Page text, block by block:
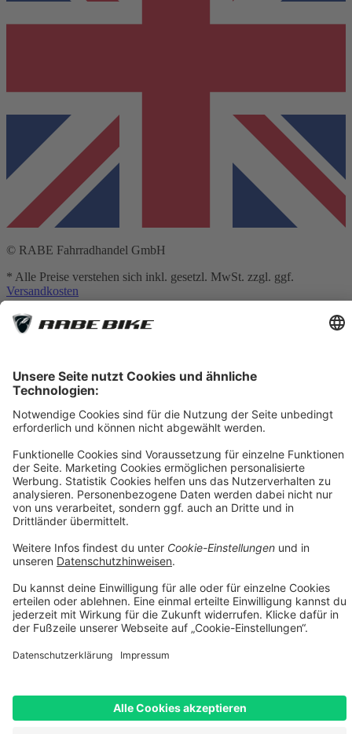
© RABE Fahrradhandel GmbH
* Alle Preise verstehen sich inkl. gesetzl. MwSt. zzgl. ggf.
Versandkosten
** Hierbei handelt es sich um die unverbindliche Preisempfehlung
des Herstellers
Länder und Informationen zur Berechnung des Liefertermins siehe
Versandkostentabelle
[1] Vermittlung erfolgt ausschließlich für unseren
Finanzierungspartner: TARGOBANK AG, Kasernenstr. 10, 40213
[2] Die dargestellten Leasingraten werden durch einen integrierten
Rechner der Smartfit GmbH auf Basis Ihrer Eingaben kalkuliert und
dienen ausschließlich der unverbindlichen Orientierung. Es handelt
sich nicht um ein verbindliches Angebot im rechtlichen Sinne. Die
tatsächliche Leasingrate kann insbesondere aufgrund von
sowie etwaigen Zusatzleistungen abweichen. Maßgeblich sind
ausschließlich die Konditionen des jeweiligen Leasingvertrags
sowie die verbindliche Kalkulation des Leasinggebers.
[3] Leasing-Preis: Bei im Preis reduzierten Fahrrädern erheben wir
einen geringen Aufschlag von max. 5% auf den Angebotspreis.
Diesen Aufschlag berechnen wir aufgrund erhöhtem Aufwand und
Mehrkosten beim Leasing. Unser Aufschlag ist geringer als i.d.R. in
der Branche üblich. Bei nicht-reduzierten Fahrrädern entfällt dieser
werden.